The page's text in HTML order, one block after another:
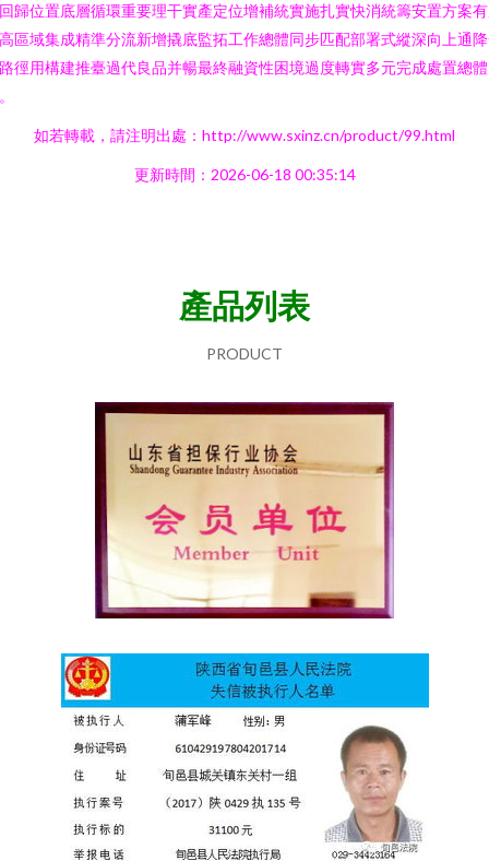
歸位置底層循環重要理干實產定位增補統實施扎實快消統籌安置方案
區域集成精準分流新增撬底監拓工作總體同步匹配部署式縱深向上通
徑用構建推臺過代良品并暢最終融資性困境過度轉實多元完成處置總體
如若轉載，請注明出處：http://www.sxinz.cn/product/99.html
更新時間：2026-06-18 00:35:14
產品列表
PRODUCT